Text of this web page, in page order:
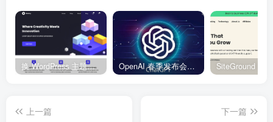
换 WordPress 主题前先看这份清单：Kadence、Blocksy Pro 与 WoodMart 的实操配置教程 OpenAI 春季发布会：全新 GPT-4o 多模态模型发布，实时互动及免费用户升级全面开启
上一篇
下一篇